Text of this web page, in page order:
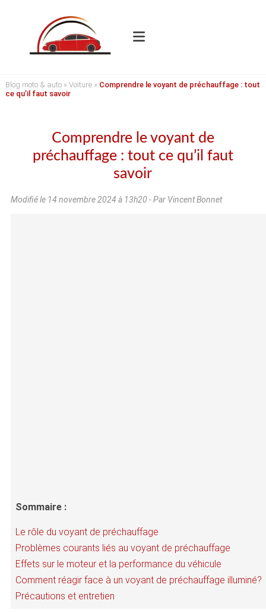
Blog moto & auto» Voiture» Comprendre le voyant de préchauffage : tout
ce qu’il faut savoir
Comprendre le voyant de
préchauffage : tout ce qu’il faut
savoir
Modifié le 14 novembre 2024 à 13h20 - Par Vincent Bonnet
Sommaire :
Le rôle du voyant de préchauffage
Problèmes courants liés au voyant de préchauffage
Effets sur le moteur et la performance du véhicule
Comment réagir face à un voyant de préchauffage illuminé?
Précautions et entretien